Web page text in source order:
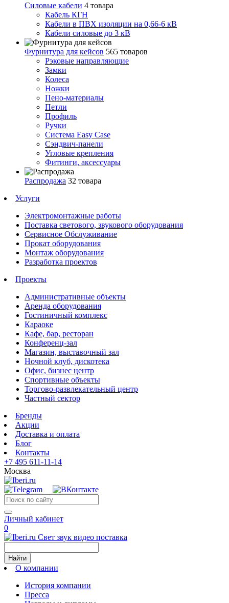
Силовые кабели 4 товара
Кабель КГН
Кабели в ПВХ изоляции на 0,66-6 кВ
Кабели силовые до 3 кВ
Фурнитура для кейсов 565 товаров
Рэковые направляющие
Замки
Колеса
Ножки
Пено-материалы
Петли
Профиль
Ручки
Система Easy Case
Сэндвич-панели
Угловые крепления
Фитинги, аксессуары
Распродажа 32 товара
Услуги
Электромонтажные работы
Поставка светового, звукового оборудования
Сервисное Обслуживание
Прокат оборудования
Монтаж оборудования
Разработка проектов
Проекты
Административные объекты
Аренда оборудования
Гостиничный комплекс
Караоке
Кафе, бар, ресторан
Конференц-зал
Магазин, выставочный зал
Ночной клуб, дискотека
Офис, бизнес центр
Спортивные объекты
Торгово-развлекательный центр
Частный сектор
Бренды
Акции
Доставка и оплата
Блог
Контакты
+7 495 611-11-14
Москва
Личный кабинет
0
Свет звук видео поставка
Найти
О компании
История компании
Пресса